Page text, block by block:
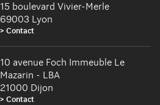
15 boulevard Vivier-Merle
69003 Lyon
Contact
10 avenue Foch Immeuble Le
Mazarin - LBA
21000 Dijon
Contact